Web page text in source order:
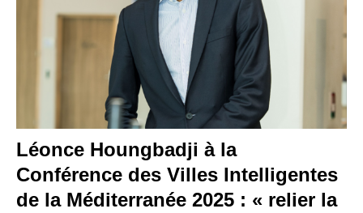
Léonce Houngbadji à la
Conférence des Villes Intelligentes
de la Méditerranée 2025 : « relier la